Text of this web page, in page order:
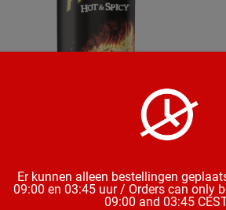
Er kunnen alleen bestellingen
09:00 en 03:45 uur / Orders can only
09:00 and 03:45